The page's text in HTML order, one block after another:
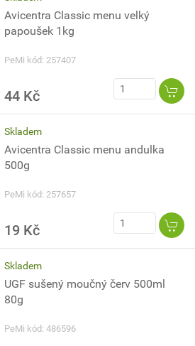
Avicentra Classic menu velký
papoušek 1kg
PeMi kód: 257407
44 Kč
Skladem
Avicentra Classic menu andulka
500g
PeMi kód: 257657
19 Kč
Skladem
UGF sušený moučný červ 500ml
80g
PeMi kód: 486596